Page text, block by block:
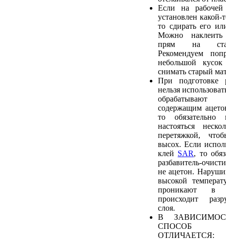
Если на рабочей
установлен какой-
то сдирать его
Можно
прям на
Рекомендуем
небольшой
снимать старый
При подготовке
нельзя
обрабатывают
содержащим
то
настояться
перетяжкой,
высох. Если
клей SAR, то
разбавитель-
не ацетон.
высокой
проникают в
происходит
слоя.
В
СПОСОБ
ОТЛИЧАЕТСЯ: